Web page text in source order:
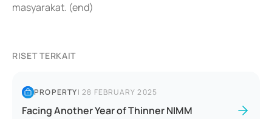
masyarakat. (end)
RISET TERKAIT
PROPERTY|28 FEBRUARY 2025
Facing Another Year of Thinner NIMM